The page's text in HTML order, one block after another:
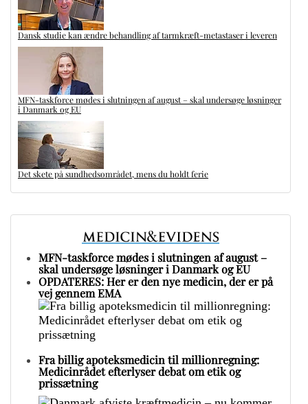
Dansk studie kan ændre behandling af tarmkræft-metastaser i leveren
MFN-taskforce mødes i slutningen af august – skal undersøge løsninger
i Danmark og EU
Det skete på sundhedsområdet, mens du holdt ferie
MFN-taskforce mødes i slutningen af august –
skal undersøge løsninger i Danmark og EU
OPDATERES: Her er den nye medicin, der er på
vej gennem EMA
Fra billig apoteksmedicin til millionregning:
Medicinrådet efterlyser debat om etik og
prissætning